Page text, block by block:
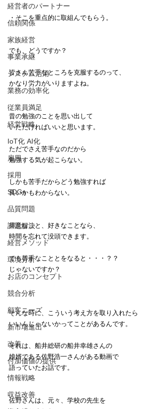
経営者のパートナー
信頼関係
家族経営
事業承継
システム活用
業務の効率化
従業員満足
経営戦略
IoT化 AI化
雇用
採用
SDGs
品質問題
課題解決
経営メソッド
環境分析
お店のコンセプト
競合分析
顧客ニーズ
新市場進出
改善
付加価値の提供
情報戦略
収益改善
・そこを重点的に取組んでもらう。
でも、どうですか？
皆さん苦手なところを克服するのって、
かなり労力がいりますよね。
昔の勉強のことを思い出して
いただければいいと思います。
ただでさえ苦手なのだから
勉強する気が起こらない。
しかも苦手だからどう勉強すれば
良いかもわからない。
得意なこと、好きなことなら、
時間を忘れて没頭できます。
でも苦手なこととをなると・・・？？
じゃないですか？
そんな時に、こういう考え方を取り入れたら
いいんじゃないかってことがあるんです。
それは、船井総研の船井幸雄さんの
娘婿である佐野浩一さんがある動画で
語っていたお話です。
佐野さんは、元々、学校の先生を